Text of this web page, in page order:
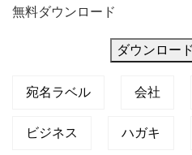
無料ダウンロード
ダウンロー
宛名ラベル 会社
ビジネス ハガキ